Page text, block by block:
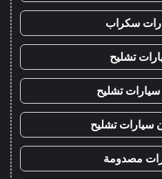
سكراب
تشليح
تشليح
سيارات تشليح
مصدومة